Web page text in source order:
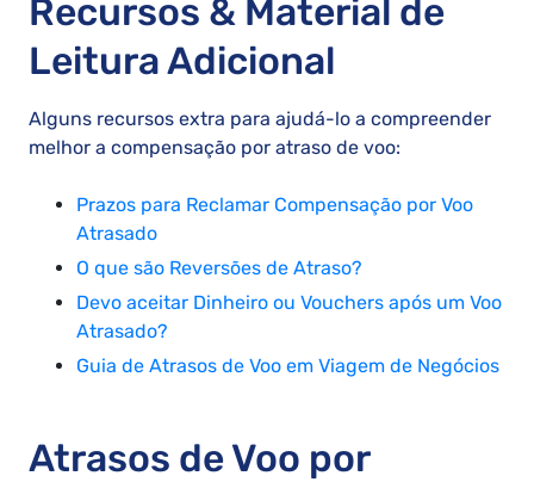
Recursos & Material de
Leitura Adicional
Alguns recursos extra para ajudá-lo a compreender
melhor a compensação por atraso de voo:
Prazos para Reclamar Compensação por Voo
Atrasado
O que são Reversões de Atraso?
Devo aceitar Dinheiro ou Vouchers após um Voo
Atrasado?
Guia de Atrasos de Voo em Viagem de Negócios
Atrasos de Voo por